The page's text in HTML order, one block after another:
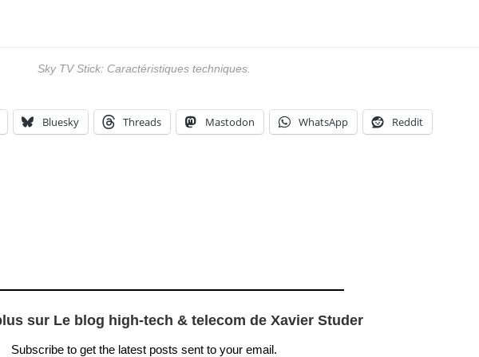
Sky TV Stick: Caractéristiques techniques.
Bluesky Threads Mastodon WhatsApp Reddit
sur Le blog high-tech & telecom de Xavier Studer
Subscribe to get the latest posts sent to your email.